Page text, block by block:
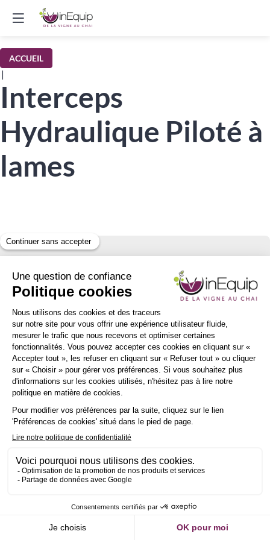
ACCUEIL
|
Interceps
Hydraulique Piloté à
lames
Demander un RDV
Envoyer un message INSCRIPTIONNEWSLETTER